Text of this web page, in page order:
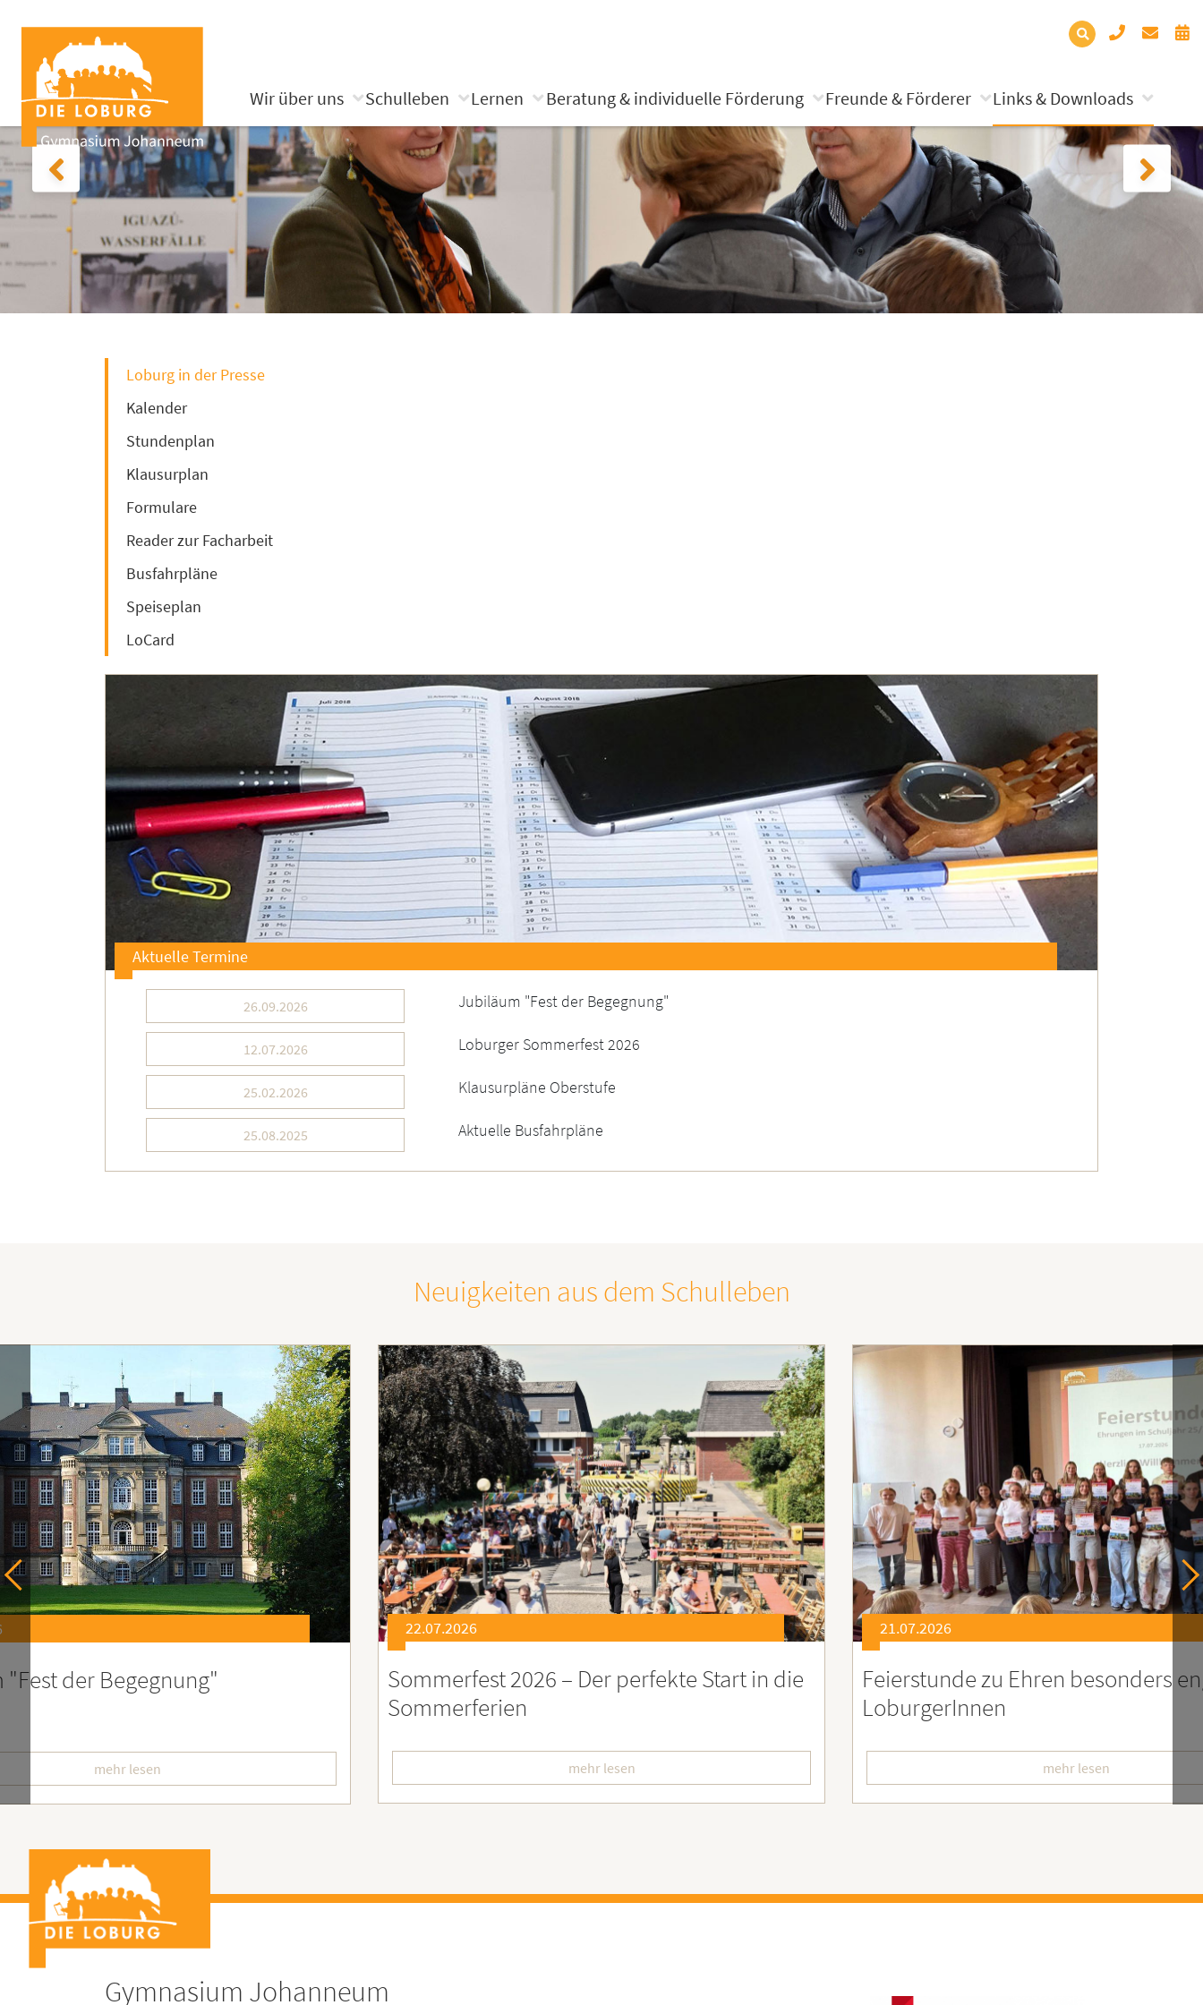
Wir über uns Schulleben Lernen Beratung & individuelle Förderung Freunde & Förderer Links & Downloads
Loburg in der Presse
Kalender
Stundenplan
Klausurplan
Formulare
Reader zur Facharbeit
Busfahrpläne
Speiseplan
LoCard
Aktuelle Termine
26.09.2026 Jubiläum "Fest der Begegnung"
12.07.2026 Loburger Sommerfest 2026
25.02.2026 Klausurpläne Oberstufe
25.08.2025 Aktuelle Busfahrpläne
Neuigkeiten aus dem Schulleben
2026 – Der perfekte Start in die
mehr lesen
21.07.2026
Feierstunde zu Ehren besonders engagierter
LoburgerInnen
mehr lesen
21.07.2026
Soziales Engagement für
Ruanda – Wir sind dabei!
mehr lesen
Gymnasium Johanneum